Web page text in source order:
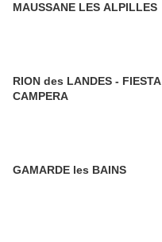
MAUSSANE LES ALPILLES
RION des LANDES - FIESTA
CAMPERA
GAMARDE les BAINS